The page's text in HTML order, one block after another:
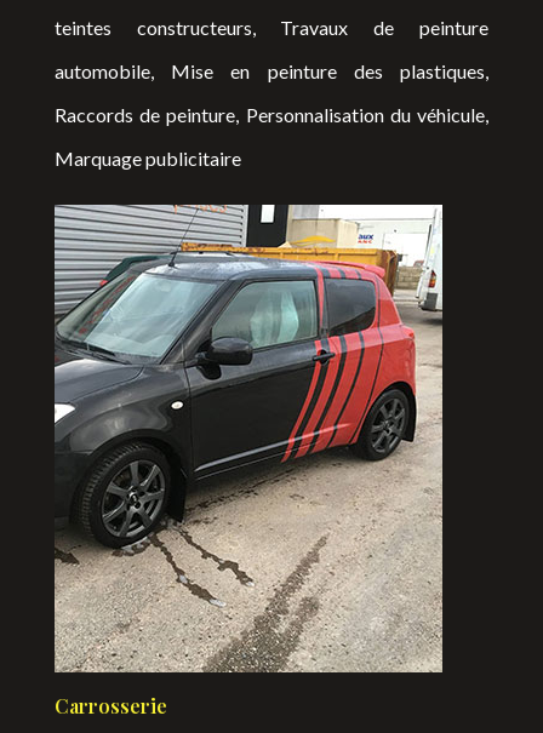
teintes constructeurs, Travaux de peinture
automobile, Mise en peinture des plastiques,
Raccords de peinture, Personnalisation du véhicule,
Marquage publicitaire
Carrosserie